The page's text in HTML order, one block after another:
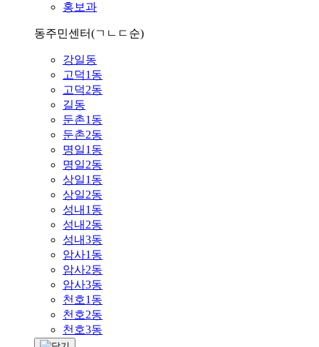
홍보과
동주민센터(ㄱㄴㄷ순)
강일동
고덕1동
고덕2동
길동
둔촌1동
둔촌2동
명일1동
명일2동
상일1동
상일2동
성내1동
성내2동
성내3동
암사1동
암사2동
암사3동
천호1동
천호2동
천호3동